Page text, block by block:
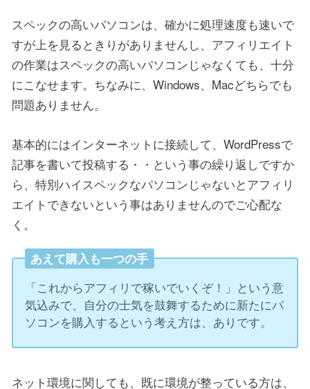
スペックの高いパソコンは、確かに処理速度も速いで
すが上を見るときりがありませんし、アフィリエイト
の作業はスペックの高いパソコンじゃなくても、十分
にこなせます。ちなみに、Windows、Macどちらでも
問題ありません。
基本的にはインターネットに接続して、WordPressで
記事を書いて投稿する・・という事の繰り返しですか
ら、特別ハイスペックなパソコンじゃないとアフィリ
エイトできないという事はありませんのでご心配な
く。
あえて購入も一つの手
「これからアフィリで稼いでいくぞ！」という意
気込みで、自分の士気を鼓舞するために新たにパ
ソコンを購入するという考え方は、ありです。
ネット環境に関しても、既に環境が整っている方は、